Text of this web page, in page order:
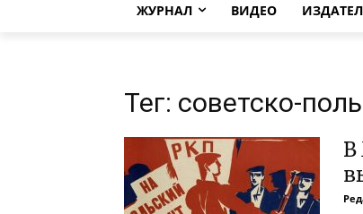
ЖУРНАЛ ВИДЕО
Тег: советско-
В